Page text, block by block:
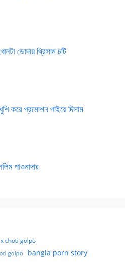
ভোদায় থ্রিসাম চটি
করে প্রমোশন পাইয়ে দিলাম
পাওনাদার
choti golpo
golpo bangla porn story